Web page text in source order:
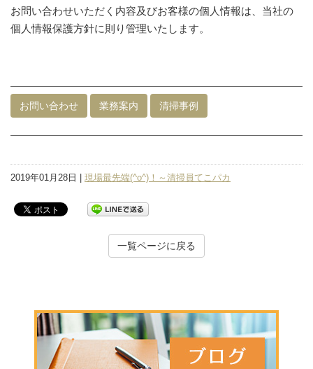
お問い合わせいただく内容及びお客様の個人情報は、当社の
個人情報保護方針に則り管理いたします。
お問い合わせ 業務案内 清掃事例
2019年01月28日 | 現場最先端(^o^)！～清掃員てこパカ
一覧ページに戻る